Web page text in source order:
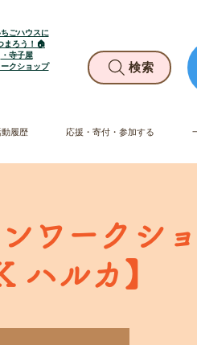
ごハウスに
まろう！🏠
・寺子屋
ークショップ
検索
動履歴 応援・寄付・参加する
ワークシ
ハルカ】